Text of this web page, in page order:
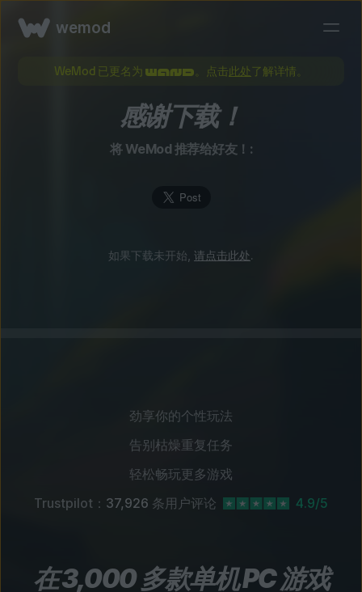
wemod
WeMod 已更名为 。点击此处了解详情。
感谢下载！
将 WeMod 推荐给好友！:
如果下载未开始, 请点击此处.
劲享你的个性玩法
告别枯燥重复任务
轻松畅玩更多游戏
Trustpilot： 37,926 条用户评论 4.9/5
在 3,000 多款单机 PC 游戏